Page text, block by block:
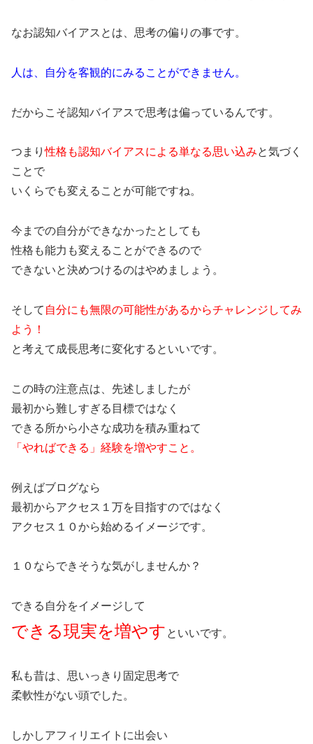
なお認知バイアスとは、思考の偏りの事です。
人は、自分を客観的にみることができません。
だからこそ認知バイアスで思考は偏っているんです。
つまり性格も認知バイアスによる単なる思い込みと気づく
ことで
いくらでも変えることが可能ですね。
今までの自分ができなかったとしても
性格も能力も変えることができるので
できないと決めつけるのはやめましょう。
そして 自分にも無限の可能性があるからチャレンジしてみ
よう！
と考えて成長思考に変化するといいです。
この時の注意点は、先述しましたが
最初から難しすぎる目標ではなく
できる所から小さな成功を積み重ねて
「やればできる」経験を増やすこと。
例えばブログなら
最初からアクセス１万を目指すのではなく
アクセス１０から始めるイメージです。
１０ならできそうな気がしませんか？
できる自分をイメージして
できる現実を増やす といいです。
私も昔は、思いっきり固定思考で
柔軟性がない頭でした。
しかしアフィリエイトに出会い